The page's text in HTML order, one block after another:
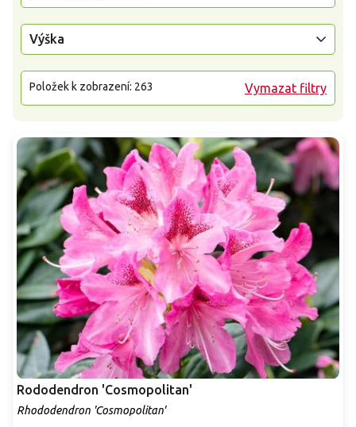
Výška
Vymazat filtry
Položek k zobrazení: 263
Rododendron 'Cosmopolitan'
Rhododendron 'Cosmopolitan'